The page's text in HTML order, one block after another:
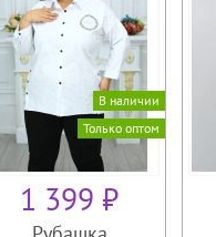
В наличии
Только оптом
1 399 ₽